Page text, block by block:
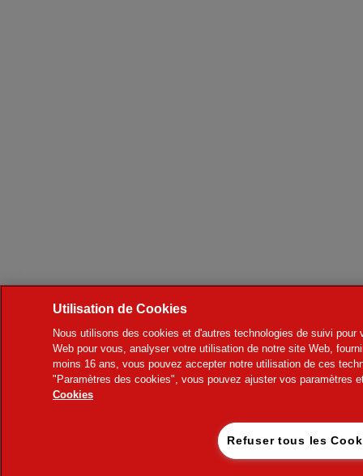
Utilisation de Cookies
Nous utilisons des cookies et d'autres technologies de suivi
Web pour vous, analyser votre utilisation de notre site Web,
moins 16 ans, vous pouvez accepter notre utilisation de ces
"Paramètres des cookies", vous pouvez ajuster vos paramètres
Cookies
Refuser tous